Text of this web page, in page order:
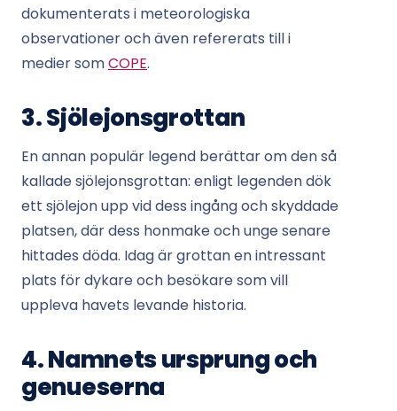
dokumenterats i meteorologiska
observationer och även refererats till i
medier somCOPE.
3. Sjölejonsgrottan
En annan populär legend berättar om den så
kallade sjölejonsgrottan: enligt legenden dök
ett sjölejon upp vid dess ingång och skyddade
platsen, där dess honmake och unge senare
hittades döda. Idag är grottan en intressant
plats för dykare och besökare som vill
uppleva havets levande historia.
4. Namnets ursprung och
genueserna